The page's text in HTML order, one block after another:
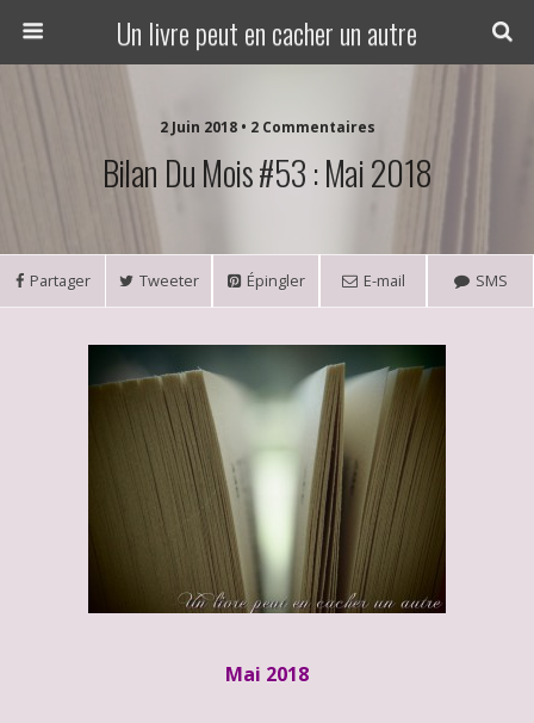
Un livre peut en cacher un autre
2 Juin 2018 • 2 Commentaires
Bilan Du Mois #53 : Mai 2018
Partager Tweeter Épingler E-mail SMS
Mai 2018